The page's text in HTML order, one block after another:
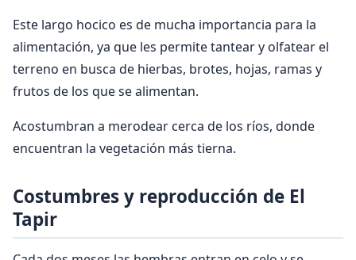
Este largo hocico es de mucha importancia para la
alimentación, ya que les permite tantear y olfatear el
terreno en busca de hierbas, brotes, hojas, ramas y
frutos de los que se alimentan.
Acostumbran a merodear cerca de los ríos, donde
encuentran la vegetación más tierna.
Costumbres y reproducción de El
Tapir